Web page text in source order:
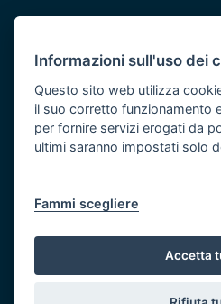
Protezione civile
Vai al sito di Protezione Civile
Iniziativa finanziata con risorse
Asse XI
Note legali
Cookie e privacy
Atti di notifica
Servizi Intranet
Informazioni sull'uso dei
Questo sito web utilizza
il suo corretto funzionamento
per fornire servizi erogati da
ultimi saranno impostati solo
Fammi scegliere
Accetta